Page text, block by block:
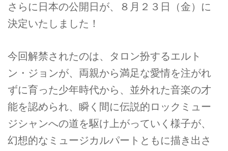
さらに日本の公開日が、８月２３日（金）に
決定いたしました！
今回解禁されたのは、タロン扮するエルト
ン・ジョンが、両親から満足な愛情を注がれ
ずに育った少年時代から、並外れた音楽の才
能を認められ、瞬く間に伝説的ロックミュー
ジシャンへの道を駆け上がっていく様子が、
幻想的なミュージカルパートともに描き出さ